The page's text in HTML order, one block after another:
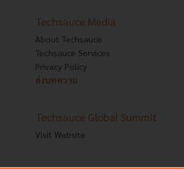
Techsauce Media
About Techsauce
Techsauce Services
Privacy Policy
ส่งบทความ
Techsauce Global Summit
Visit Website